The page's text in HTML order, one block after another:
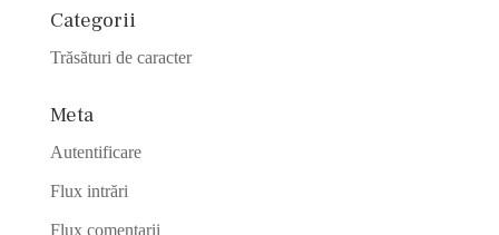
Categorii
Trăsături de caracter
Meta
Autentificare
Flux intrări
Flux comentarii